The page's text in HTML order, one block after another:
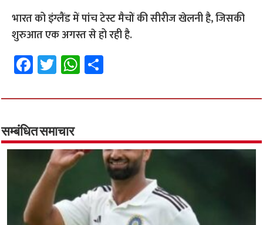
भारत को इंग्लैंड में पांच टेस्ट मैचों की सीरीज खेलनी है, जिसकी
शुरुआत एक अगस्त से हो रही है.
Fa
ce
b
o
o
k
T
wi
tt
er
W
h
at
p
p
ar
सम्बंधित समाचार